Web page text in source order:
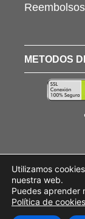
Reembolsos
METODOS
Utilizamos
nuestra web.
Puedes aprender
Política de